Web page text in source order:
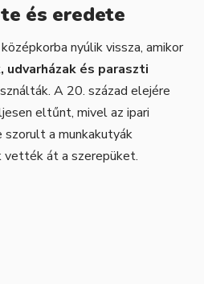
és eredete
nyúlik vissza, amikor
udvarházak és paraszti
A 20. század elejére
eltűnt, mivel az ipari
a munkakutyák
vették át a szerepüket.